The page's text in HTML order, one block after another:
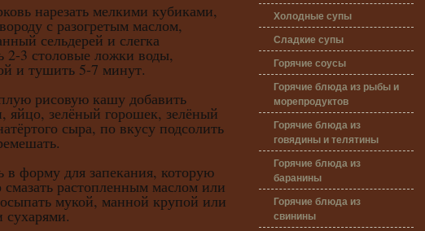
нарезать мелкими кубиками,
с разогретым маслом,
сельдерей и слегка
2-3 столовые ложки воды,
и тушить 5-7 минут.
рисовую кашу добавить
зелёный горошек, зелёный
сыра, по вкусу подсолить
для запекания, которую
смазать растопленным маслом или
мукой, манной крупой или
Холодные супы
Сладкие супы
Горячие соусы
Горячие блюда из рыбы и
морепродуктов
Горячие блюда из
говядины и телятины
Горячие блюда из
баранины
Горячие блюда из
свинины